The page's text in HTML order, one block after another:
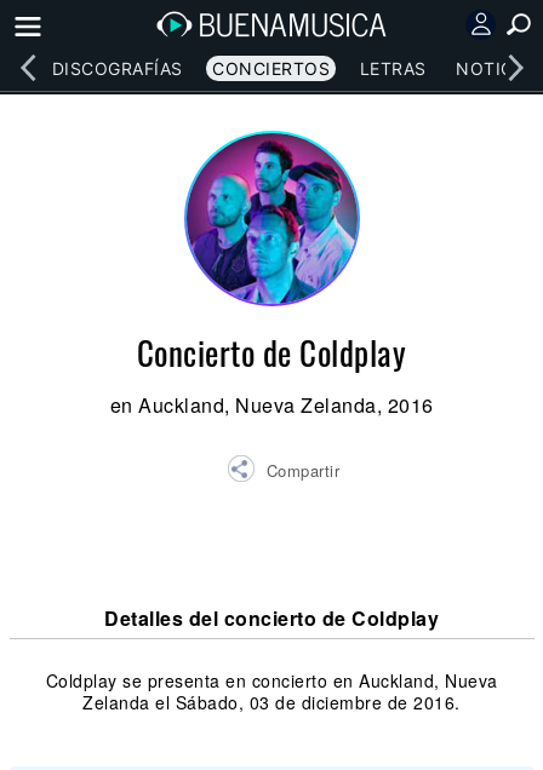
DISCOGRAFÍAS CONCIERTOS LETRAS NOTICIAS
Concierto de Coldplay
en Auckland, Nueva Zelanda, 2016
Compartir
Detalles del concierto de Coldplay
Coldplay se presenta en concierto en Auckland, Nueva
Zelanda el Sábado, 03 de diciembre de 2016.